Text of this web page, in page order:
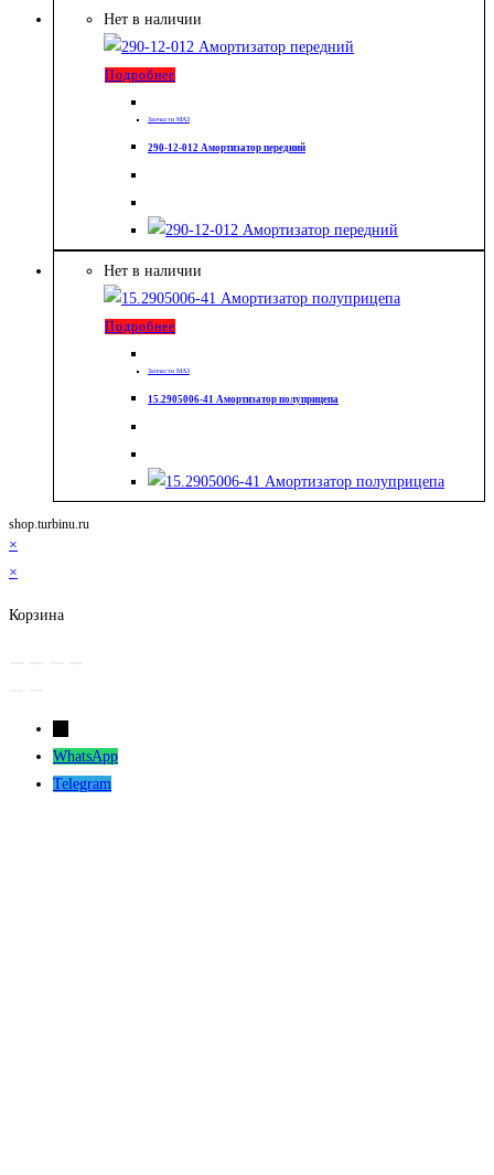
Нет в наличии
Подробнее
Запчасти МАЗ
290-12-012 Амортизатор передний
Нет в наличии
Подробнее
Запчасти МАЗ
15.2905006-41 Амортизатор полуприцепа
shop.turbinu.ru
×
×
Корзина
WhatsApp
Telegram